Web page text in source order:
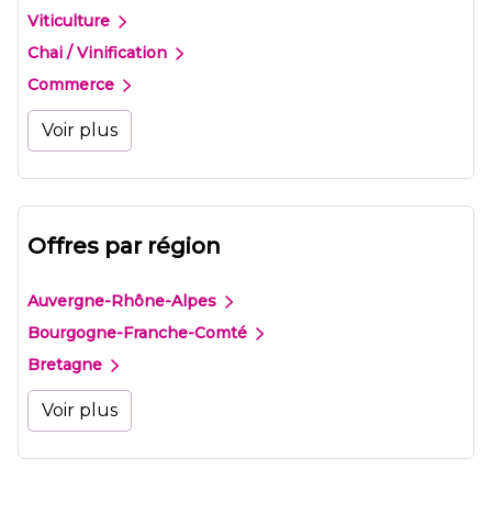
Viticulture
Chai / Vinification
Commerce
Voir plus
Offres par région
Auvergne-Rhône-Alpes
Bourgogne-Franche-Comté
Bretagne
Voir plus